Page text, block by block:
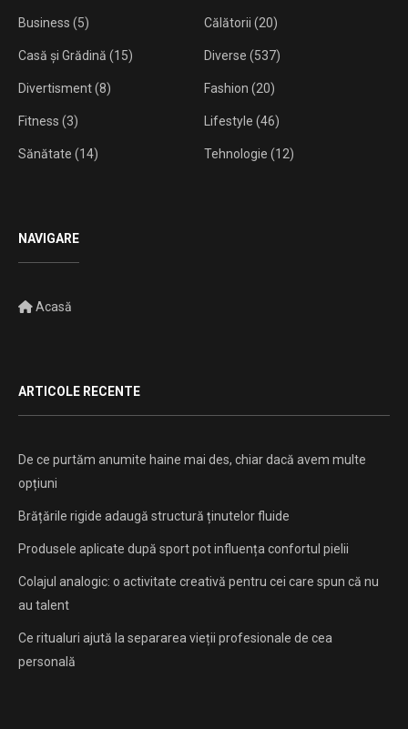
Business (5) Călătorii (20)
Casă și Grădină (15) Diverse (537)
Divertisment(8) Fashion (20)
Fitness (3) Lifestyle (46)
Sănătate (14) Tehnologie (12)
NAVIGARE
Acasă
ARTICOLE RECENTE
De ce purtăm anumite haine mai des, chiar dacă avem multe
opțiuni
Brățările rigide adaugă structură ținutelor fluide
Produsele aplicate după sport pot influența confortul pielii
Colajul analogic: o activitate creativă pentru cei care spun că nu
au talent
Ce ritualuri ajută la separarea vieții profesionale de cea
personală